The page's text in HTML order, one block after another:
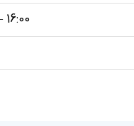
16:00 – 21:00